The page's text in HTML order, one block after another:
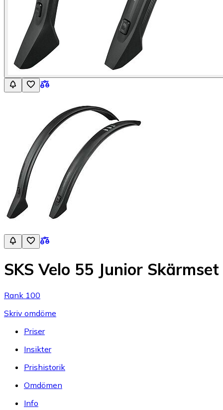
SKS Velo 55 Junior Skärmset
Rank 100
Skriv omdöme
Priser
Insikter
Prishistorik
Omdömen
Info